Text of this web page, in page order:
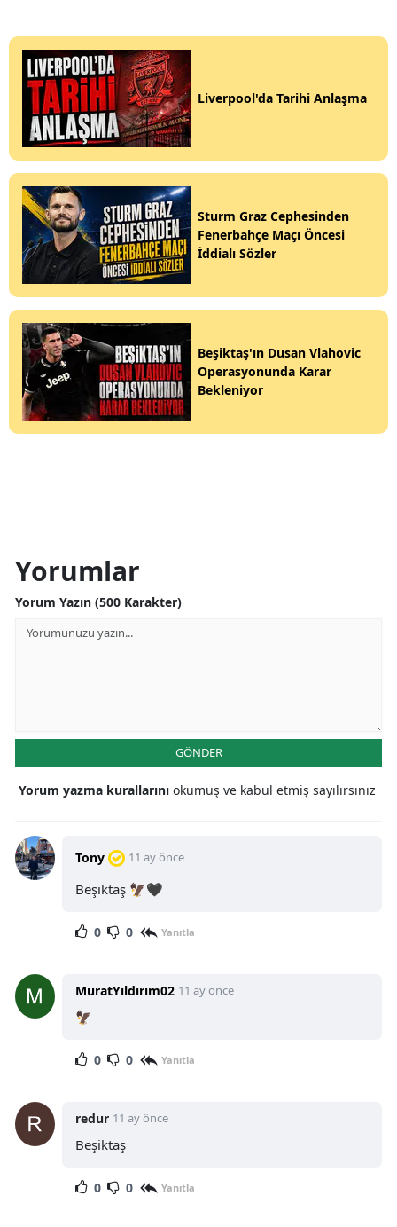
Liverpool'da Tarihi Anlaşma
Sturm Graz Cephesinden
Fenerbahçe Maçı Öncesi
İddialı Sözler
Beşiktaş'ın Dusan Vlahovic
Operasyonunda Karar
Bekleniyor
Yorumlar
Yorum Yazın (500 Karakter)
GÖNDER
Yorum yazma kurallarını okumuş ve kabul etmiş sayılırsınız
Tony 11 ay önce
Beşiktaş 🦅🖤
0 0 Yanıtla
MuratYıldırım02 11 ay önce
🦅
0 0 Yanıtla
redur 11 ay önce
Beşiktaş
0 0 Yanıtla